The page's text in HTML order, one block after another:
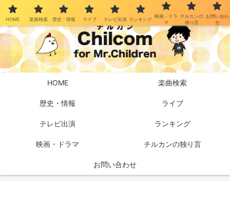
HOME 楽曲検索
歴史・情報 ライブ
テレビ出演 ランキング
映画・ドラマ チルカンの独り言
お問い合わせ
HOME 楽曲検索 歴史・情報 ライブ テレビ出演 ランキング
映画・ドラ
マ
チルカンの
独り言
お問い合わ
せ